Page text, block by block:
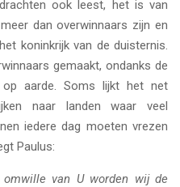
ook leest, het is van
dan overwinnaars zijn en
koninkrijk van de duisternis.
gemaakt, ondanks de
op aarde. Soms lijkt het net
naar landen waar veel
iedere dag moeten vrezen
Paulus:
van U worden wij de